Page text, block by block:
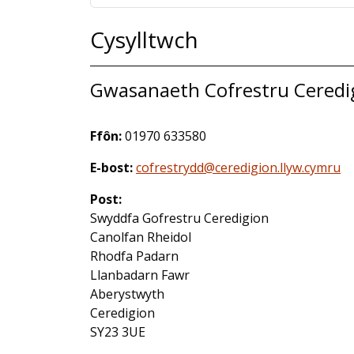
Cysylltwch
Gwasanaeth Cofrestru
Ffôn:01970 633580
E-bost:cofrestrydd@ceredigion.llyw.cymru
Post:
Swyddfa Gofrestru Ceredigion
Canolfan Rheidol
Rhodfa Padarn
Llanbadarn Fawr
Aberystwyth
Ceredigion
SY23 3UE